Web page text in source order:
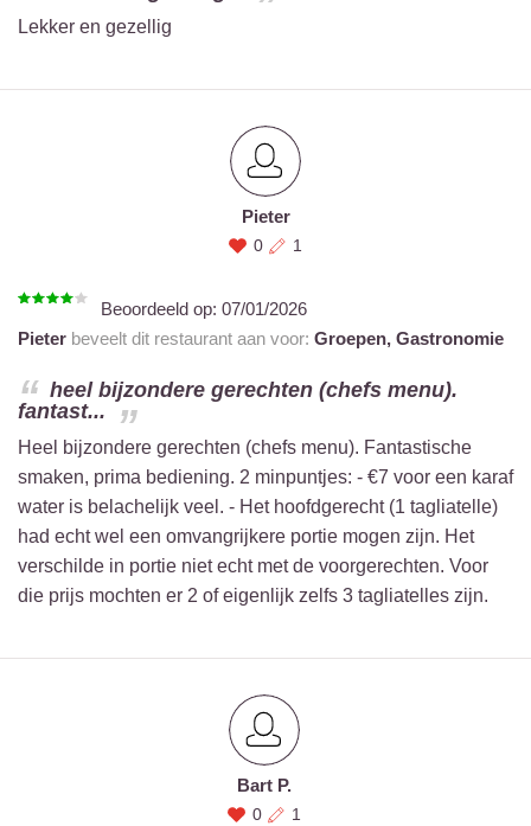
Lekker en gezellig
Pieter
0 1
Beoordeeld op: 07/01/2026
Pieter beveelt dit restaurant aan voor: Groepen, Gastronomie
heel bijzondere gerechten (chefs menu).
fantast...
Heel bijzondere gerechten (chefs menu). Fantastische
smaken, prima bediening. 2 minpuntjes: - €7 voor een karaf
water is belachelijk veel. - Het hoofdgerecht (1 tagliatelle)
had echt wel een omvangrijkere portie mogen zijn. Het
verschilde in portie niet echt met de voorgerechten. Voor
die prijs mochten er 2 of eigenlijk zelfs 3 tagliatelles zijn.
Bart P.
0 1